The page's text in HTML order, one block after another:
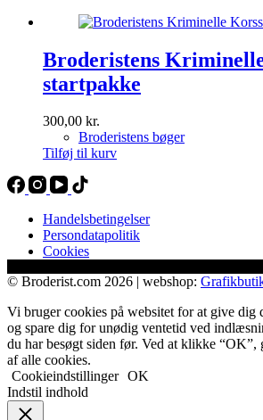
Broderistens
startpakke
300,00 kr.
Broderistens bøger
Tilføj til kurv
Handelsbetingelser
Persondatapolitik
Cookies
© Broderist.com 2026 | webshop:
Vi bruger cookies på websitet for at give dig
og spare dig for unødig ventetid ved
du har besøgt siden før. Ved at klikke “OK”,
af alle cookies.
Cookieindstillinger OK
Indstil indhold